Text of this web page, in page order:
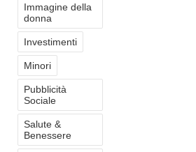
Immagine della
donna
Investimenti
Minori
Pubblicità
Sociale
Salute &
Benessere